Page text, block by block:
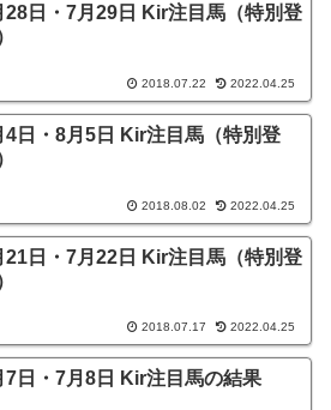
28日・7月29日 Kir注目馬（特別登
2018.07.22 2022.04.25
4日・8月5日 Kir注目馬（特別登
2018.08.02 2022.04.25
21日・7月22日 Kir注目馬（特別登
2018.07.17 2022.04.25
7日・7月8日 Kir注目馬の結果